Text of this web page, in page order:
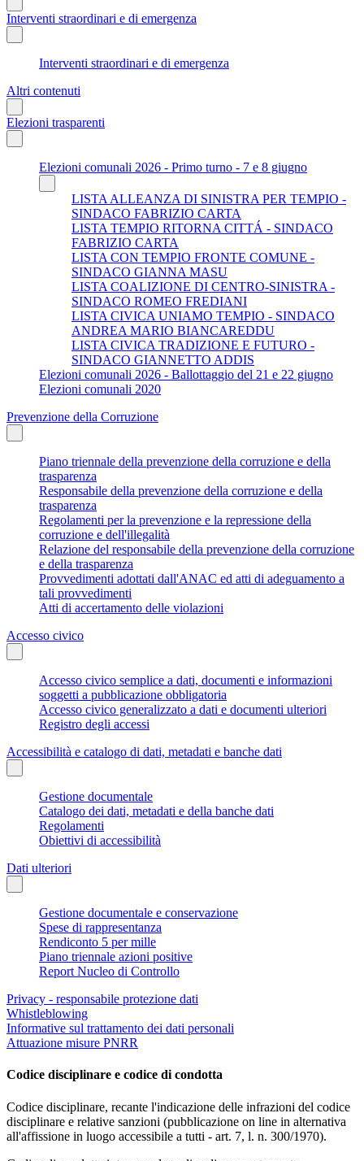
Interventi straordinari e di emergenza
Interventi straordinari e di emergenza
Altri contenuti
Elezioni trasparenti
Elezioni comunali 2026 - Primo turno - 7 e 8 giugno
LISTA ALLEANZA DI SINISTRA PER TEMPIO -
SINDACO FABRIZIO CARTA
LISTA TEMPIO RITORNA CITTÁ - SINDACO
FABRIZIO CARTA
LISTA CON TEMPIO FRONTE COMUNE -
SINDACO GIANNA MASU
LISTA COALIZIONE DI CENTRO-SINISTRA -
SINDACO ROMEO FREDIANI
LISTA CIVICA UNIAMO TEMPIO - SINDACO
ANDREA MARIO BIANCAREDDU
LISTA CIVICA TRADIZIONE E FUTURO -
SINDACO GIANNETTO ADDIS
Elezioni comunali 2026 - Ballottaggio del 21 e 22 giugno
Elezioni comunali 2020
Prevenzione della Corruzione
Piano triennale della prevenzione della corruzione e della
trasparenza
Responsabile della prevenzione della corruzione e della
trasparenza
Regolamenti per la prevenzione e la repressione della
corruzione e dell'illegalità
Relazione del responsabile della prevenzione della corruzione
e della trasparenza
Provvedimenti adottati dall'ANAC ed atti di adeguamento a
tali provvedimenti
Atti di accertamento delle violazioni
Accesso civico
Accesso civico semplice a dati, documenti e informazioni
soggetti a pubblicazione obbligatoria
Accesso civico generalizzato a dati e documenti ulteriori
Registro degli accessi
Accessibilità e catalogo di dati, metadati e banche dati
Gestione documentale
Catalogo dei dati, metadati e della banche dati
Regolamenti
Obiettivi di accessibilità
Dati ulteriori
Gestione documentale e conservazione
Spese di rappresentanza
Rendiconto 5 per mille
Piano triennale azioni positive
Report Nucleo di Controllo
Privacy - responsabile protezione dati
Whistleblowing
Informative sul trattamento dei dati personali
Attuazione misure PNRR
Codice disciplinare e codice di condotta
Codice disciplinare, recante l'indicazione delle infrazioni del codice
disciplinare e relative sanzioni (pubblicazione on line in alternativa
all'affissione in luogo accessibile a tutti - art. 7, l. n. 300/1970).